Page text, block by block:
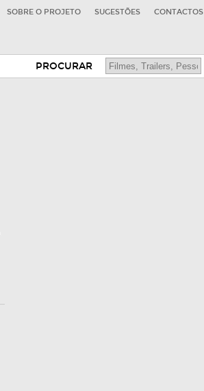
SOBRE O PROJETO SUGESTÕES CONTACTOS
PROCURAR